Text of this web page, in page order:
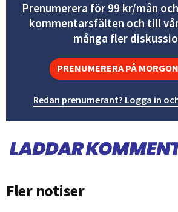
Prenumerera för 99 kr/mån
kommentarsfälten och till
många fler
PRENUMERERA PÅ
Redan prenumerant? Logga in
Fler notiser